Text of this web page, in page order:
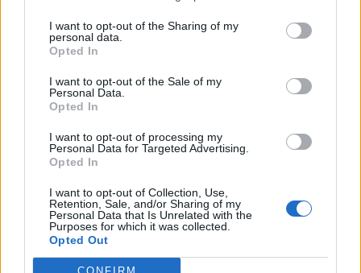
I want to opt-out of the Sharing of my
personal data.
Opted In
I want to opt-out of the Sale of my
Personal Data.
Opted In
I want to opt-out of processing my
Personal Data for Targeted Advertising.
Opted In
I want to opt-out of Collection, Use,
Retention, Sale, and/or Sharing of my
Personal Data that Is Unrelated with the
Purposes for which it was collected.
Opted Out
χώρο μεταξύ της κάτω επιφάνειας των
sidepods και της άκρης του δαπέδου.
Αυτή η περιοχή του αυτοκινήτου είναι
συγκλίνουν πολλά ρεύματα ροής αέρα.
Οι μηχανικοί προσπαθούν να
κατευθύνουν τον αέρα μέσα από αυτή
την περιοχή όσο το δυνατόν πιο ομαλά
για να αποφύγουν τη δημιουργία